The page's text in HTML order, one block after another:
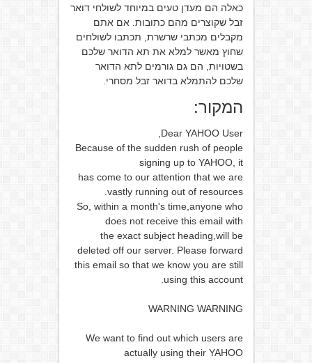
כאלה הם מעדן טעים במיוחד לשולחי דואר
זבל שקוצרים מהם כתובות. אם אתם
מקבלים מכתבי שרשרת, תכתבו לשולחים
שחוץ מאשר למלא את תא הדואר שלכם
בשטויות, הם גם גורמים לתא הדואר
שלכם להתמלא בדואר זבל מסחרי.
המקור:
Dear YAHOO User,
Because of the sudden rush of people
signing up to YAHOO, it
has come to our attention that we are
vastly running out of resources.
So, within a month's time,anyone who
does not receive this email with
the exact subject heading,will be
deleted off our server. Please forward
this email so that we know you are still
using this account.
WARNING WARNING
We want to find out which users are
actually using their YAHOO